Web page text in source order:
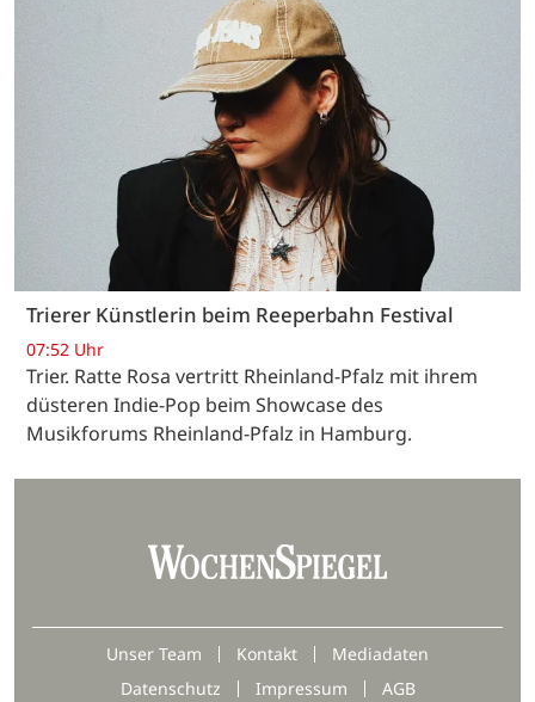
Trierer Künstlerin beim Reeperbahn Festival
07:52 Uhr
Trier. Ratte Rosa vertritt Rheinland-Pfalz mit ihrem
düsteren Indie-Pop beim Showcase des
Musikforums Rheinland-Pfalz in Hamburg.
Unser Team Kontakt
Mediadaten
Datenschutz
Impressum AGB